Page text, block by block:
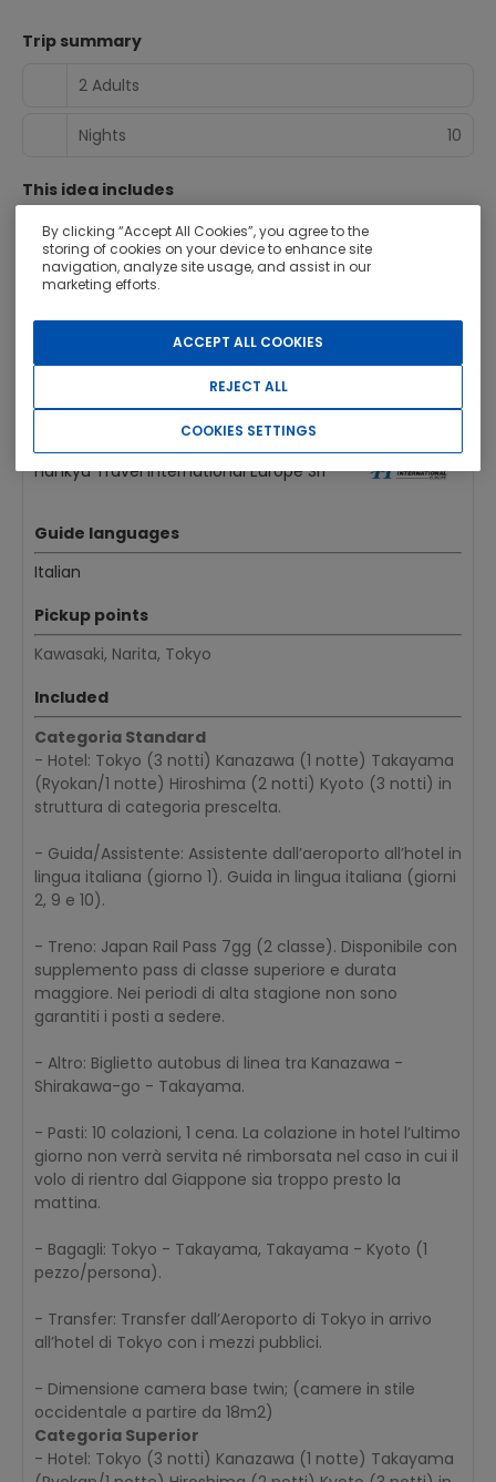
Trip summary
2 Adults
Nights 10
This idea includes
Destinations
Accommodations
Hankyu Travel International Europe Srl
Guide languages
Italian
Pickup points
Kawasaki, Narita, Tokyo
Included
Categoria Standard
- Hotel: Tokyo (3 notti) Kanazawa (1 notte) Takayama
(Ryokan/1 notte) Hiroshima (2 notti) Kyoto (3 notti) in
struttura di categoria prescelta.
- Guida/Assistente: Assistente dall’aeroporto all’hotel in
lingua italiana (giorno 1). Guida in lingua italiana (giorni
2, 9 e 10).
- Treno: Japan Rail Pass 7gg (2 classe). Disponibile con
supplemento pass di classe superiore e durata
maggiore. Nei periodi di alta stagione non sono
garantiti i posti a sedere.
- Altro: Biglietto autobus di linea tra Kanazawa -
Shirakawa-go - Takayama.
- Pasti: 10 colazioni, 1 cena. La colazione in hotel l’ultimo
giorno non verrà servita né rimborsata nel caso in cui il
volo di rientro dal Giappone sia troppo presto la
mattina.
- Bagagli: Tokyo - Takayama, Takayama - Kyoto (1
pezzo/persona).
- Transfer: Transfer dall’Aeroporto di Tokyo in arrivo
all’hotel di Tokyo con i mezzi pubblici.
- Dimensione camera base twin; (camere in stile
occidentale a partire da 18m2)
Categoria Superior
- Hotel: Tokyo (3 notti) Kanazawa (1 notte) Takayama
By clicking “Accept All Cookies”, you agree to the
storing of cookies on your device to enhance site
navigation, analyze site usage, and assist in our
marketing efforts.
ACCEPT ALL COOKIES
REJECT ALL
COOKIES SETTINGS